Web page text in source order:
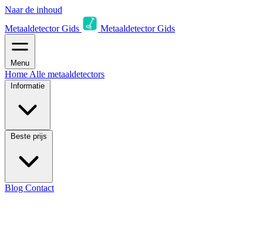
Naar de inhoud
Metaaldetector Gids
Metaaldetector Gids
Menu
Home Alle metaaldetectors
Informatie
Beste prijs
Blog Contact